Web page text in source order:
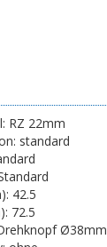
RZ 22mm
standard
42.5
72.5
Ø38mm